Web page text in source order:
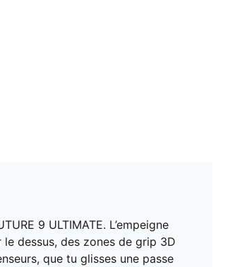
9 ULTIMATE. L’empeigne
dessus, des zones de grip 3D
que tu glisses une passe